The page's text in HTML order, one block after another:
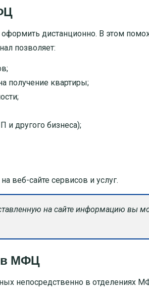
дистанционно. В этом
позволяет:
получение квартиры;
и другого бизнеса);
веб-сайте сервисов и услуг.
на сайте информацию вы
в МФЦ
непосредственно в отделениях